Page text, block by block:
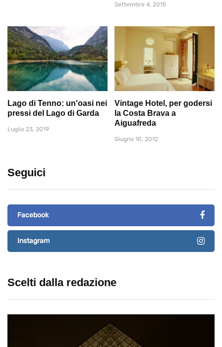
Settembre 4, 2015
Lago di Tenno: un'oasi nei
pressi del Lago di Garda
Luglio 23, 2019
Vintage Hotel, per godersi
la Costa Brava a
Aiguafreda
Giugno 10, 2012
Seguici
Facebook
Instagram
Scelti dalla redazione